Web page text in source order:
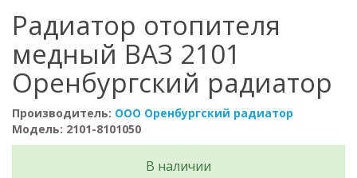
Радиатор отопителя
медный ВАЗ 2101
Оренбургский радиатор
Производитель: ООО Оренбургский радиатор
Модель: 2101-8101050
В наличии